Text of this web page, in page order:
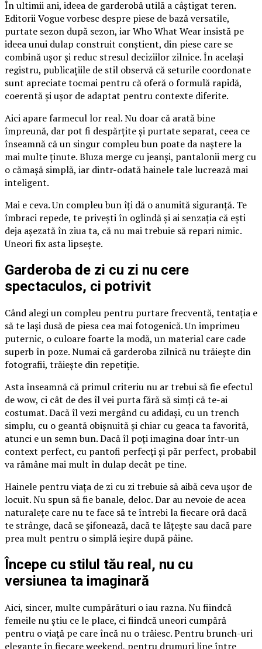
În ultimii ani, ideea de garderobă utilă a câștigat teren.
Editorii Vogue vorbesc despre piese de bază versatile,
purtate sezon după sezon, iar Who What Wear insistă pe
ideea unui dulap construit conștient, din piese care se
combină ușor și reduc stresul deciziilor zilnice. În același
registru, publicațiile de stil observă că seturile coordonate
sunt apreciate tocmai pentru că oferă o formulă rapidă,
coerentă și ușor de adaptat pentru contexte diferite.
Aici apare farmecul lor real. Nu doar că arată bine
împreună, dar pot fi despărțite și purtate separat, ceea ce
înseamnă că un singur compleu bun poate da naștere la
mai multe ținute. Bluza merge cu jeanși, pantalonii merg cu
o cămașă simplă, iar dintr-odată hainele tale lucrează mai
inteligent.
Mai e ceva. Un compleu bun îți dă o anumită siguranță. Te
îmbraci repede, te privești în oglindă și ai senzația că ești
deja așezată în ziua ta, că nu mai trebuie să repari nimic.
Uneori fix asta lipsește.
Garderoba de zi cu zi nu cere
spectaculos, ci potrivit
Când alegi un compleu pentru purtare frecventă, tentația e
să te lași dusă de piesa cea mai fotogenică. Un imprimeu
puternic, o culoare foarte la modă, un material care cade
superb în poze. Numai că garderoba zilnică nu trăiește din
fotografii, trăiește din repetiție.
Asta înseamnă că primul criteriu nu ar trebui să fie efectul
de wow, ci cât de des îl vei purta fără să simți că te-ai
costumat. Dacă îl vezi mergând cu adidași, cu un trench
simplu, cu o geantă obișnuită și chiar cu geaca ta favorită,
atunci e un semn bun. Dacă îl poți imagina doar într-un
context perfect, cu pantofi perfecți și păr perfect, probabil
va rămâne mai mult în dulap decât pe tine.
Hainele pentru viața de zi cu zi trebuie să aibă ceva ușor de
locuit. Nu spun să fie banale, deloc. Dar au nevoie de acea
naturalețe care nu te face să te întrebi la fiecare oră dacă
te strânge, dacă se șifonează, dacă te lățește sau dacă pare
prea mult pentru o simplă ieșire după pâine.
Începe cu stilul tău real, nu cu
versiunea ta imaginară
Aici, sincer, multe cumpărături o iau razna. Nu fiindcă
femeile nu știu ce le place, ci fiindcă uneori cumpără
pentru o viață pe care încă nu o trăiesc. Pentru brunch-uri
elegante în fiecare weekend, pentru drumuri line între